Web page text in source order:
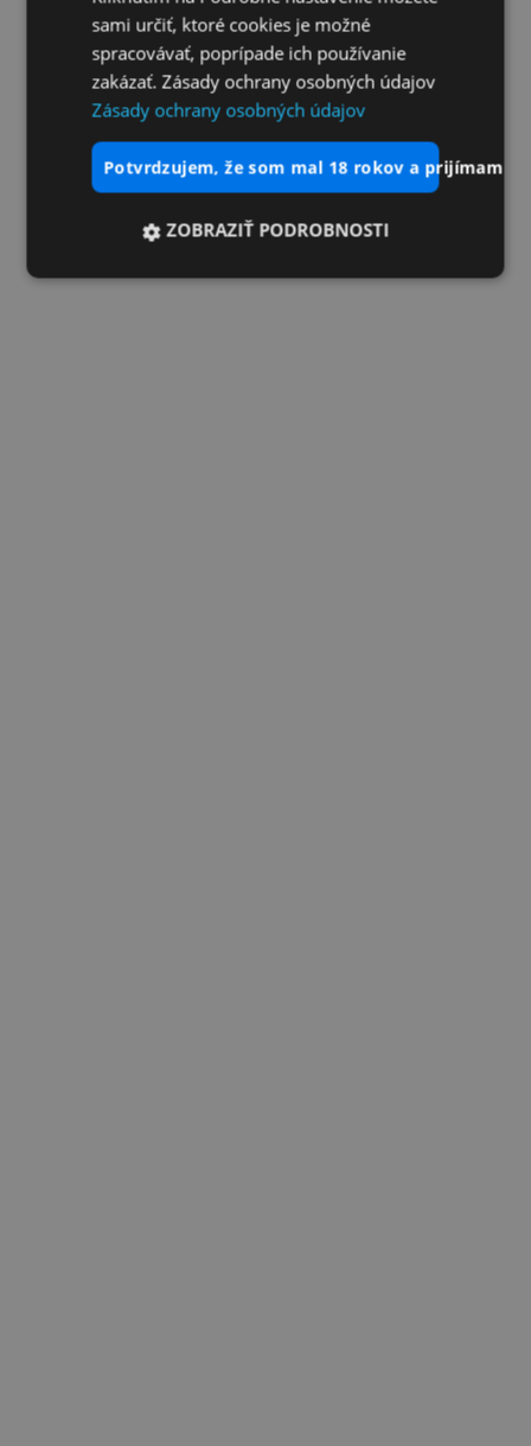
sami určiť, ktoré cookies je možné
spracovávať, poprípade ich používanie
zakázať. Zásady ochrany osobných údajov
Zásady ochrany osobných údajov
potvrdzujem, že som mal 18 rokov a prijímam
ZOBRAZIŤ PODROBNOSTI